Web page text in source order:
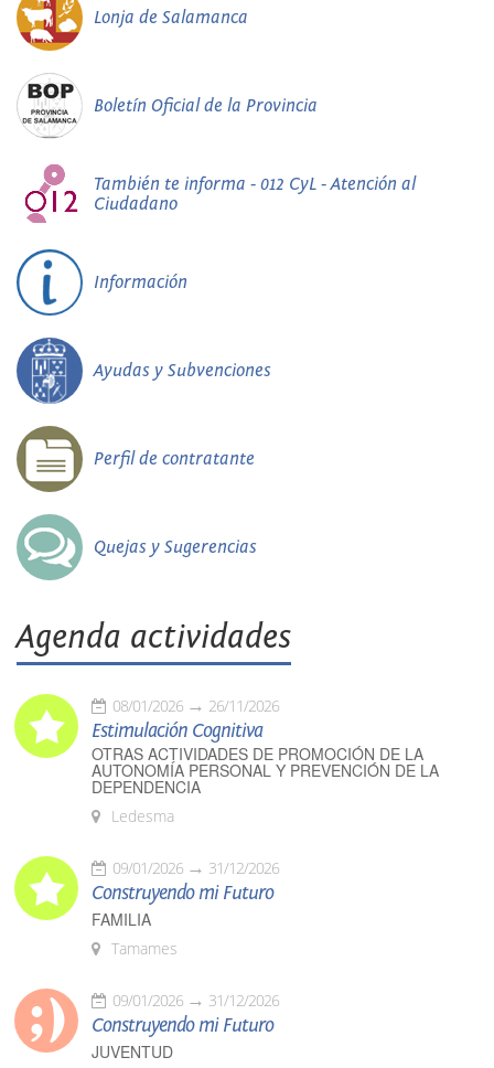
Lonja de Salamanca
Boletín Oficial de la Provincia
También te informa - 012 CyL - Atención al
Ciudadano
Información
Ayudas y Subvenciones
Perfil de contratante
Quejas y Sugerencias
Agenda actividades
08/01/2026 26/11/2026
Estimulación Cognitiva
OTRAS ACTIVIDADES DE PROMOCIÓN DE LA
AUTONOMÍA PERSONAL Y PREVENCIÓN DE LA
DEPENDENCIA
Ledesma
09/01/2026 31/12/2026
Construyendo mi Futuro
FAMILIA
Tamames
09/01/2026 31/12/2026
Construyendo mi Futuro
JUVENTUD